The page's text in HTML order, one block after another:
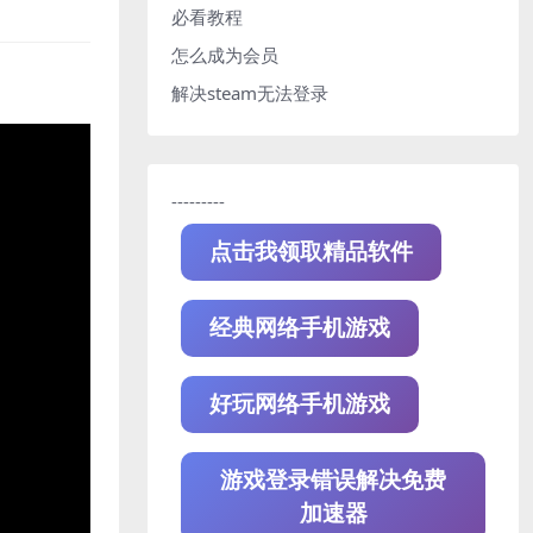
必看教程
怎么成为会员
解决steam无法登录
---------
点击我领取精品软件
经典网络手机游戏
好玩网络手机游戏
游戏登录错误解决免费
加速器